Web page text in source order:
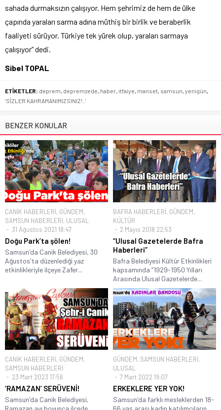
sahada durmaksızın çalışıyor. Hem şehrimiz de hem de ülke
çapında yaraları sarma adına müthiş bir birlik ve beraberlik
faaliyeti sürüyor. Türkiye tek yürek olup, yaraları sarmaya
çalışıyor” dedi.
Sibel TOPAL
ETİKETLER: deprem, depremzede, haber, itfaiye, manset, samsun, yenigün,
‘SİZLER KAHRAMANIMIZSINIZ!..'
BENZER KONULAR
CANİK HABERLERİ, GÜNDEM,
SAMSUN HABERLERİ, ULUSAL
31 Ağustos 2021 18:47
Doğu Park’ta şölen!
Samsun'da Canik Belediyesi, 30
Ağustos'ta düzenlediği yaz
etkinlikleriyle ilçeye Zafer...
BAFRA HABERLERİ, GÜNDEM,
KÜLTÜR
2 Mayıs 2018 22:53
“Ulusal Gazetelerde Bafra
Haberleri”
Bafra Belediyesi Kültür Etkinlikleri
kapsamında “1929-1950 Yılları
Arasında Ulusal Gazetelerde...
CANİK HABERLERİ, GÜNDEM,
SAMSUN HABERLERİ
23 Mart 2023 17:56
‘RAMAZAN’ SERÜVENİ!
Samsun'da Canik Belediyesi,
GÜNDEM, SAMSUN HABERLERİ,
ULUSAL
7 Mart 2022 19:07
ERKEKLERE YER YOK!
Samsun'da farklı mesleklerden 18-